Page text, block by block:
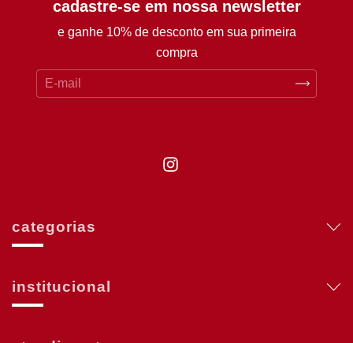
cadastre-se em nossa newsletter
e ganhe 10% de desconto em sua primeira
compra
categorias
institucional